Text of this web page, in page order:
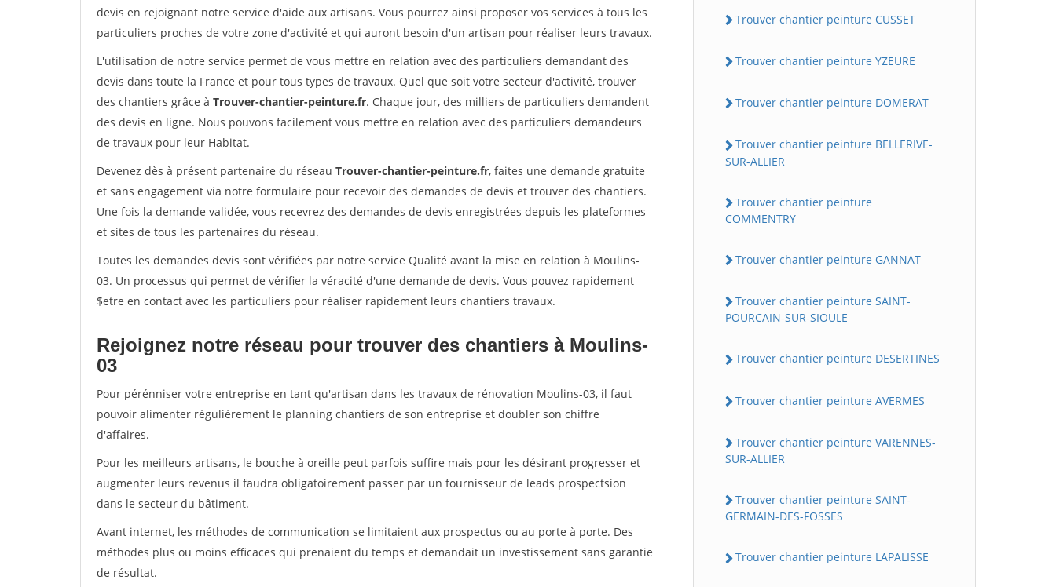
devis en rejoignant notre service d'aide aux artisans. Vous pourrez ainsi proposer vos services à tous les
particuliers proches de votre zone d'activité et qui auront besoin d'un artisan pour réaliser leurs travaux.
L'utilisation de notre service permet de vous mettre en relation avec des particuliers demandant des
devis dans toute la France et pour tous types de travaux. Quel que soit votre secteur d'activité, trouver
des chantiers grâce à Trouver-chantier-peinture.fr. Chaque jour, des milliers de particuliers demandent
des devis en ligne. Nous pouvons facilement vous mettre en relation avec des particuliers demandeurs
de travaux pour leur Habitat.
Devenez dès à présent partenaire du réseau Trouver-chantier-peinture.fr, faites une demande gratuite
et sans engagement via notre formulaire pour recevoir des demandes de devis et trouver des chantiers.
Une fois la demande validée, vous recevrez des demandes de devis enregistrées depuis les plateformes
et sites de tous les partenaires du réseau.
Toutes les demandes devis sont vérifiées par notre service Qualité avant la mise en relation à Moulins-
03. Un processus qui permet de vérifier la véracité d'une demande de devis. Vous pouvez rapidement
$etre en contact avec les particuliers pour réaliser rapidement leurs chantiers travaux.
Rejoignez notre réseau pour trouver des chantiers à Moulins-
03
Pour pérénniser votre entreprise en tant qu'artisan dans les travaux de rénovation Moulins-03, il faut
pouvoir alimenter régulièrement le planning chantiers de son entreprise et doubler son chiffre
d'affaires.
Pour les meilleurs artisans, le bouche à oreille peut parfois suffire mais pour les désirant progresser et
augmenter leurs revenus il faudra obligatoirement passer par un fournisseur de leads prospectsion
dans le secteur du bâtiment.
Avant internet, les méthodes de communication se limitaient aux prospectus ou au porte à porte. Des
méthodes plus ou moins efficaces qui prenaient du temps et demandait un investissement sans garantie
de résultat.
Trouver chantier peinture CUSSET
Trouver chantier peinture YZEURE
Trouver chantier peinture DOMERAT
Trouver chantier peinture BELLERIVE-
SUR-ALLIER
Trouver chantier peinture
COMMENTRY
Trouver chantier peinture GANNAT
Trouver chantier peinture SAINT-
POURCAIN-SUR-SIOULE
Trouver chantier peinture DESERTINES
Trouver chantier peinture AVERMES
Trouver chantier peinture VARENNES-
SUR-ALLIER
Trouver chantier peinture SAINT-
GERMAIN-DES-FOSSES
Trouver chantier peinture LAPALISSE